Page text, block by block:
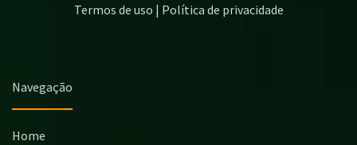
Termos de uso | Política de privacidade
Navegação
Home